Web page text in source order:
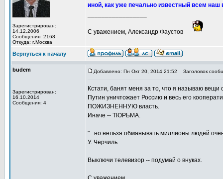
Зарегистрирован:
14.12.2006
Сообщения: 2168
Откуда: г.Москва
иной, как уже печально известный всем
С уважением, Александр Фаустов
Вернуться к началу
budem
Зарегистрирован:
16.10.2014
Сообщения: 4
Добавлено: Пн Окт 20, 2014 21:52 Заголовок
Кстати, банят меня за то, что я называю вещи
Путин уничтожает Россию и весь его
ПОЖИЗНЕННУЮ власть.
Иначе -- ТЮРЬМА.
"...но нельзя обманывать миллионы людей
У. Черчиль
Выключи телевизор -- подумай о внуках.